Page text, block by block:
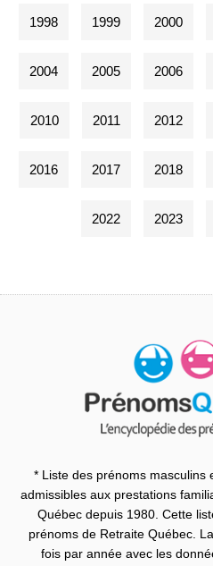
1998 1999 2000
2004 2005 2006
2010 2011 2012
2016 2017 2018
2022 2023
* Liste des prénoms masculins
admissibles aux prestations
Québec depuis 1980. Cette
prénoms de Retraite Québec.
fois par année avec les